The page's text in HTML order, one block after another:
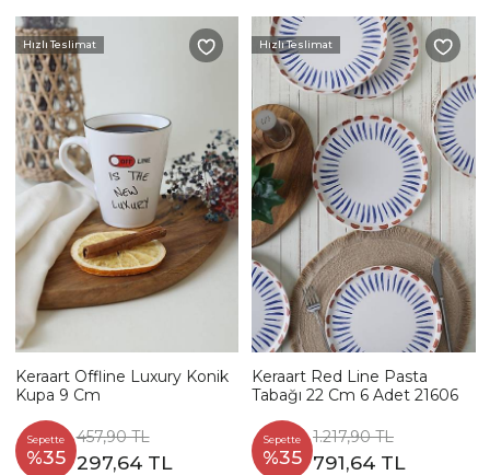
Hızlı Teslimat
Keraart Offline Luxury Konik
Kupa 9 Cm
Sepette
%35
457,90 TL
297,64 TL
Hızlı Teslimat
Keraart Red Line Pasta
Tabağı 22 Cm 6 Adet 21606
Sepette
%35
1.217,90 TL
791,64 TL